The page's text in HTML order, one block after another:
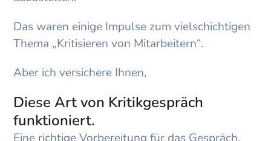
Das waren einige Impulse zum vielschichtigen
Thema „Kritisieren von Mitarbeitern“.
Aber ich versichere Ihnen,
Diese Art von Kritikgespräch
funktioniert.
Eine richtige Vorbereitung für das Gespräch,